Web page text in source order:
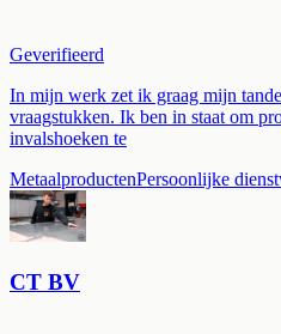
Geverifieerd
In mijn werk zet ik graag mijn
vraagstukken. Ik ben in staat om
invalshoeken te
MetaalproductenPersoonlijke
CT BV